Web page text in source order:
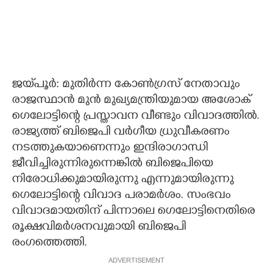
ജയ്‌പൂർ: മുതിർന്ന കോൺഗ്രസ് നേതാവും
രാജസ്ഥാൻ മുൻ മുഖ്യമന്ത്രിയുമായ അശോക്
ഗെലോട്ടിന്റെ പ്രസ്താവന വീണ്ടും വിവാദത്തിൽ.
രാജ്യത്ത് ബിജെപി വർഗീയ ധ്രുവീകരണം
നടത്തുകയാണെന്നും ഇന്ദിരാഗാന്ധി
ജീവിച്ചിരുന്നിരുന്നെങ്കിൽ ബിജെപിയെ
നിരോധിക്കുമായിരുന്നു എന്നുമായിരുന്നു
ഗെലോട്ടിന്റെ വിവാദ പരാമർശം. സംഭവം
വിവാദമായതിന് പിന്നാലെ ഗെലോട്ടിനെതിരെ
രൂക്ഷവിമർശനവുമായി ബിജെപി
രംഗത്തെത്തി.
ADVERTISEMENT